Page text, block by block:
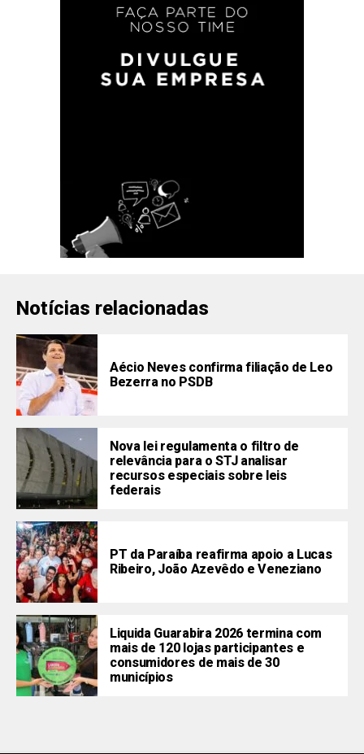
Notícias relacionadas
Aécio Neves confirma filiação de Leo
Bezerra no PSDB
Nova lei regulamenta o filtro de
relevância para o STJ analisar
recursos especiais sobre leis
federais
PT da Paraíba reafirma apoio a Lucas
Ribeiro, João Azevêdo e Veneziano
Liquida Guarabira 2026 termina com
mais de 120 lojas participantes e
consumidores de mais de 30
municípios